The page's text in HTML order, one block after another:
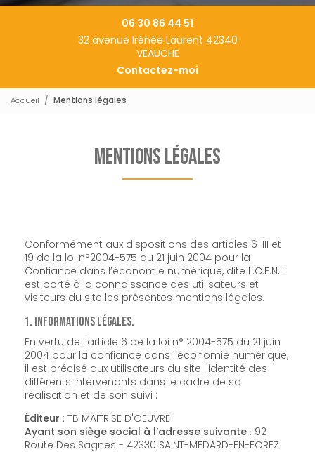
06 30 86 44 51
32 avenue Irénée Laurent 42340
VEAUCHE
Contactez-moi
Accueil Mentions légales
Mentions légales
Conformément aux dispositions des articles 6-III et
19 de la loi n°2004-575 du 21 juin 2004 pour la
Confiance dans l’économie numérique, dite L.C.E.N, il
est porté à la connaissance des utilisateurs et
visiteurs du site les présentes mentions légales.
1. Informations Légales.
En vertu de l'article 6 de la loi n° 2004-575 du 21 juin
2004 pour la confiance dans l'économie numérique,
il est précisé aux utilisateurs du site l'identité des
différents intervenants dans le cadre de sa
réalisation et de son suivi :
Éditeur : TB MAITRISE D'OEUVRE
Ayant son siège social à l’adresse suivante : 92
Route Des Sagnes - 42330 SAINT-MEDARD-EN-FOREZ